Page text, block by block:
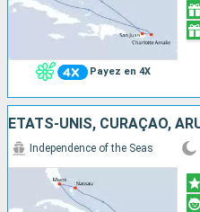
Payez en 4X
Independence of the Seas